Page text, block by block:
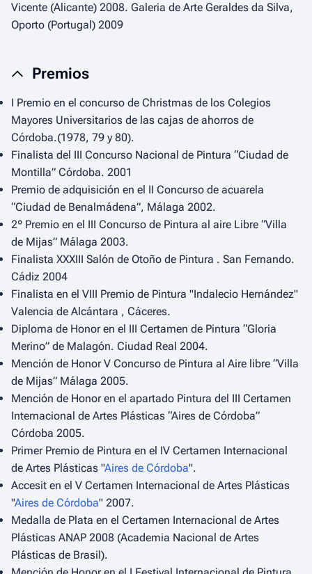
Vicente (Alicante) 2008. Galeria de Arte Geraldes da Silva,
Oporto (Portugal) 2009
Premios
I Premio en el concurso de Christmas de los Colegios
Mayores Universitarios de las cajas de ahorros de
Córdoba.(1978, 79 y 80).
Finalista del III Concurso Nacional de Pintura “Ciudad de
Montilla” Córdoba. 2001
Premio de adquisición en el II Concurso de acuarela
“Ciudad de Benalmádena”, Málaga 2002.
2º Premio en el III Concurso de Pintura al aire Libre “Villa
de Mijas” Málaga 2003.
Finalista XXXIII Salón de Otoño de Pintura . San Fernando.
Cádiz 2004
Finalista en el VIII Premio de Pintura "Indalecio Hernández"
Valencia de Alcántara , Cáceres.
Diploma de Honor en el III Certamen de Pintura “Gloria
Merino” de Malagón. Ciudad Real 2004.
Mención de Honor V Concurso de Pintura al Aire libre “Villa
de Mijas” Málaga 2005.
Mención de Honor en el apartado Pintura del III Certamen
Internacional de Artes Plásticas “Aires de Córdoba”
Córdoba 2005.
Primer Premio de Pintura en el IV Certamen Internacional
de Artes Plásticas "Aires de Córdoba".
Accesit en el V Certamen Internacional de Artes Plásticas
"Aires de Córdoba" 2007.
Medalla de Plata en el Certamen Internacional de Artes
Plásticas ANAP 2008 (Academia Nacional de Artes
Plásticas de Brasil).